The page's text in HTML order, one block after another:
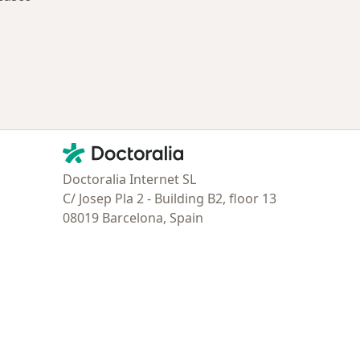
Contacto
Doctoralia - Página de inicio
Doctoralia Internet SL
C/ Josep Pla 2 - Building B2, floor 13
08019 Barcelona, Spain